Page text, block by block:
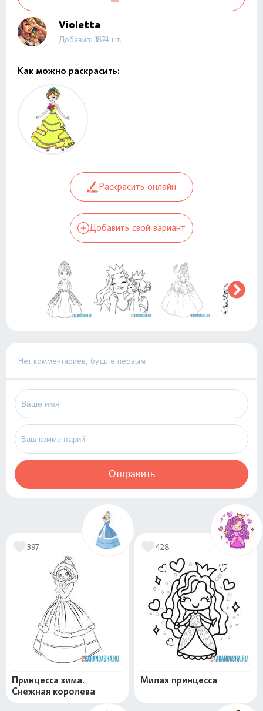
Violetta
Добавил: 1874 шт.
Как можно раскрасить:
Раскрасить онлайн
Добавить свой вариант
Нет комментариев, будьте первым
Отправить
397
Принцесса зима.
Снежная королева
428
Милая принцесса